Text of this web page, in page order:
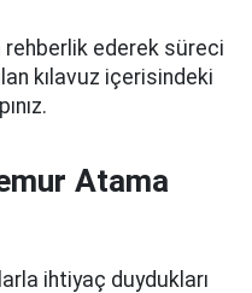
rehberlik ederek süreci
kılavuz içerisindeki
Atama
ihtiyaç duydukları